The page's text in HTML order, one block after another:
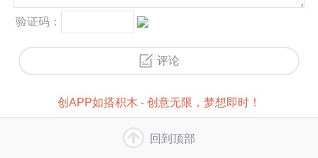
创APP如搭积木 - 创意无限，梦想即时！
回到顶部